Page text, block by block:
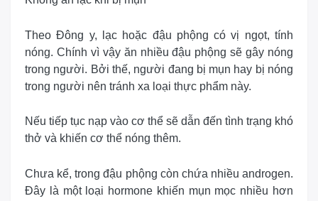
Theo Đông y, lạc hoặc đậu phộng có vị ngọt, tính
nóng. Chính vì vậy ăn nhiều đậu phộng sẽ gây nóng
trong người. Bởi thế, người đang bị mụn hay bị nóng
trong người nên tránh xa loại thực phẩm này.
Nếu tiếp tục nạp vào cơ thể sẽ dẫn đến tình trạng khó
thở và khiến cơ thể nóng thêm.
Chưa kể, trong đậu phộng còn chứa nhiều androgen.
Đây là một loại hormone khiến mụn mọc nhiều hơn